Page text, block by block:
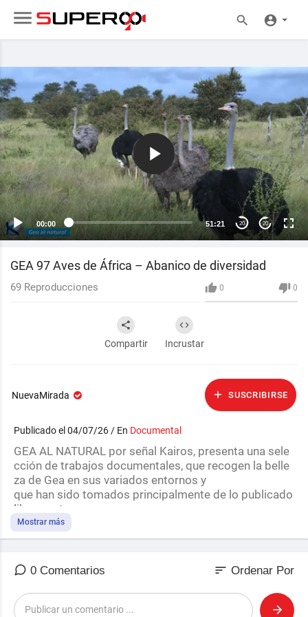
00:00 51:21 20 20
GEA 97 Aves de África – Abanico de diversidad
0 0
69 Reproducciones
Compartir Incrustar
NuevaMirada SUSCRIBIRSE
Publicado el 04/07/26 / En Documental
⁣GEA AL NATURAL por señal Kairos, presenta una sele
cción de trabajos documentales, que recogen la belle
za de Gea en sus variados entornos y
que han sido tomados principalmente de lo publicado
libremente en
⁣diferentes plataformas de internet. Gracias a todos lo
s que lo hacen posible.
El fascinante mundo de las aves de África. Desde el i
ios, hasta el diminuto quelea, capaz de formar bandad
as tan numerosas que oscurecen el cielo. Con más de
Mostrar más
0 Comentarios sort Ordenar Por